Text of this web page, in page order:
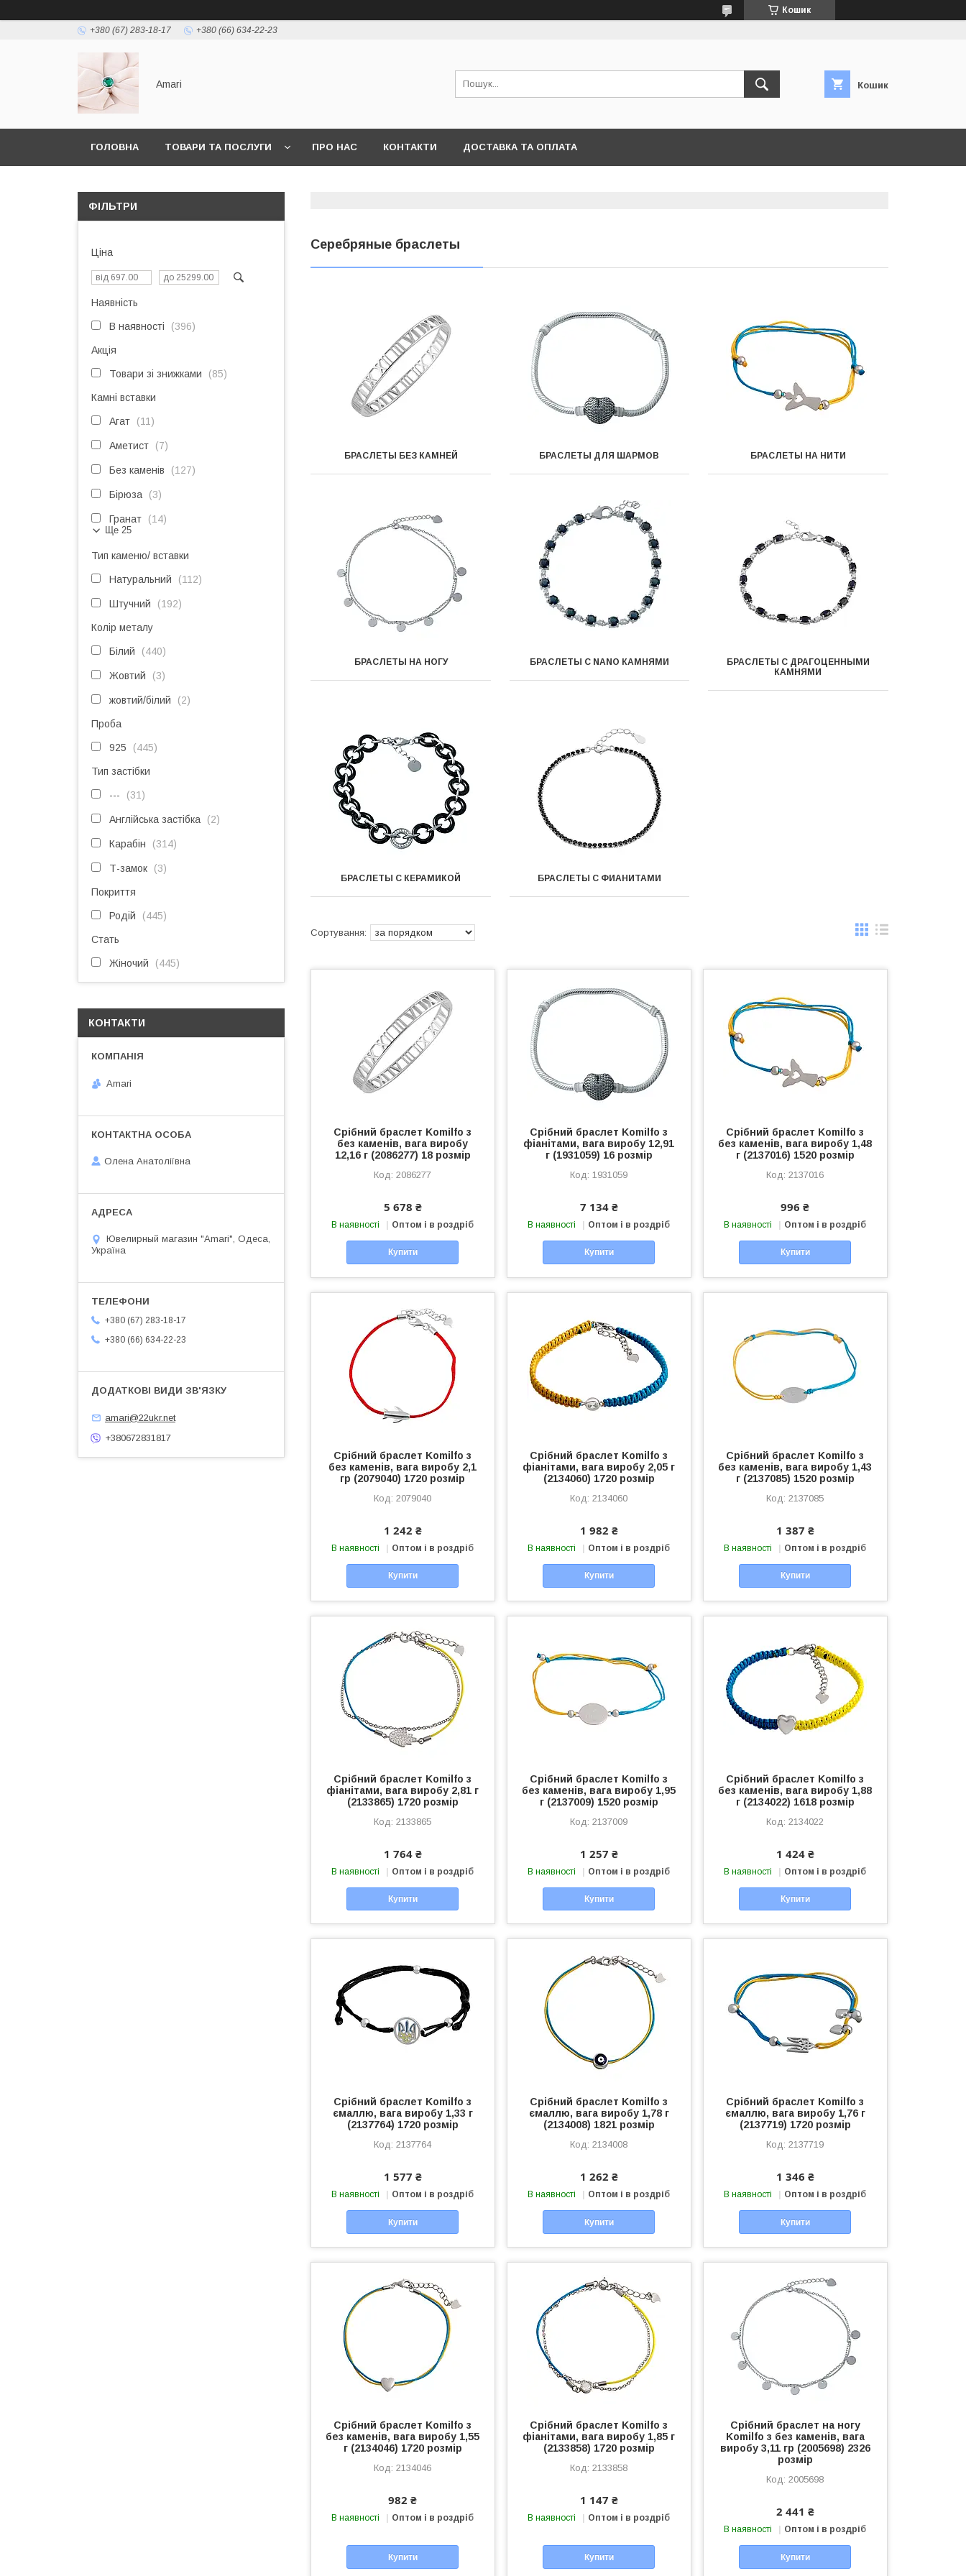
Кошик
+380 (67) 283-18-17 +380 (66) 634-22-23
Amari Кошик
ГОЛОВНА ТОВАРИ ТА ПОСЛУГИ ПРО НАС КОНТАКТИ ДОСТАВКА ТА ОПЛАТА
Серебряные браслеты
БРАСЛЕТЫ БЕЗ КАМНЕЙ БРАСЛЕТЫ ДЛЯ ШАРМОВ БРАСЛЕТЫ НА НИТИ
БРАСЛЕТЫ НА НОГУ БРАСЛЕТЫ С NANO КАМНЯМИ
БРАСЛЕТЫ С ДРАГОЦЕННЫМИ
КАМНЯМИ
БРАСЛЕТЫ С КЕРАМИКОЙ БРАСЛЕТЫ С ФИАНИТАМИ
Срібний браслет Komilfo з
без каменів, вага виробу
12,16 г (2086277) 18 розмір
2086277
5 678 ₴
В наявності Оптом і в роздріб
Купити
Срібний браслет Komilfo з
фіанітами, вага виробу 12,91
г (1931059) 16 розмір
1931059
7 134 ₴
В наявності Оптом і в роздріб
Купити
Срібний браслет Komilfo з
без каменів, вага виробу 1,48
г (2137016) 1520 розмір
2137016
996 ₴
В наявності Оптом і в роздріб
Купити
Срібний браслет Komilfo з
без каменів, вага виробу 2,1
гр (2079040) 1720 розмір
2079040
1 242 ₴
В наявності Оптом і в роздріб
Купити
Срібний браслет Komilfo з
фіанітами, вага виробу 2,05 г
(2134060) 1720 розмір
2134060
1 982 ₴
В наявності Оптом і в роздріб
Купити
Срібний браслет Komilfo з
без каменів, вага виробу 1,43
г (2137085) 1520 розмір
2137085
1 387 ₴
В наявності Оптом і в роздріб
Купити
Срібний браслет Komilfo з
фіанітами, вага виробу 2,81 г
(2133865) 1720 розмір
2133865
1 764 ₴
В наявності Оптом і в роздріб
Купити
Срібний браслет Komilfo з
без каменів, вага виробу 1,95
г (2137009) 1520 розмір
2137009
1 257 ₴
В наявності Оптом і в роздріб
Купити
Срібний браслет Komilfo з
без каменів, вага виробу 1,88
г (2134022) 1618 розмір
2134022
1 424 ₴
В наявності Оптом і в роздріб
Купити
Срібний браслет Komilfo з
ємаллю, вага виробу 1,33 г
(2137764) 1720 розмір
2137764
1 577 ₴
В наявності Оптом і в роздріб
Купити
Срібний браслет Komilfo з
ємаллю, вага виробу 1,78 г
(2134008) 1821 розмір
2134008
1 262 ₴
В наявності Оптом і в роздріб
Купити
Срібний браслет Komilfo з
ємаллю, вага виробу 1,76 г
(2137719) 1720 розмір
2137719
1 346 ₴
В наявності Оптом і в роздріб
Купити
Срібний браслет Komilfo з
без каменів, вага виробу 1,55
г (2134046) 1720 розмір
2134046
982 ₴
В наявності Оптом і в роздріб
Купити
Срібний браслет Komilfo з
фіанітами, вага виробу 1,85 г
(2133858) 1720 розмір
2133858
1 147 ₴
В наявності Оптом і в роздріб
Купити
Срібний браслет на ногу
Komilfo з без каменів, вага
виробу 3,11 гр (2005698) 2326
розмір
2005698
2 441 ₴
В наявності Оптом і в роздріб
Купити
ФІЛЬТРИ
Ціна
Наявність
В наявності 396
Акція
Товари зі знижками 85
Камні вставки
Агат 11
Аметист 7
Без каменів 127
Бірюза 3
Гранат 14
Ще 25
Тип каменю/ вставки
Натуральний 112
Штучний 192
Колір металу
Білий 440
Жовтий 3
жовтий/білий 2
Проба
925 445
Тип застібки
--- 31
Англійська застібка 2
Карабін 314
Т-замок 3
Покриття
Родій 445
Стать
Жіночий 445
КОНТАКТИ
Amari
Олена Анатоліївна
Ювелирный магазин "Amari", Одеса,
Україна
+380 (67) 283-18-17
+380 (66) 634-22-23
amari@22ukr.net
+380672831817